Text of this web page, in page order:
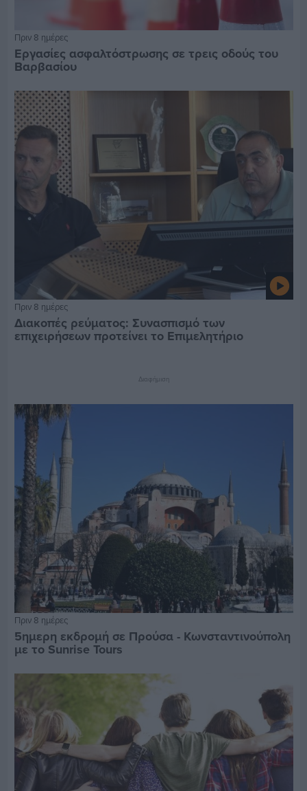
Πριν 8 ημέρες
Εργασίες ασφαλτόστρωσης σε τρεις οδούς του
Βαρβασίου
Πριν 8 ημέρες
Διακοπές ρεύματος: Συνασπισμό των
επιχειρήσεων προτείνει το Επιμελητήριο
Διαφήμιση
Πριν 8 ημέρες
5ημερη εκδρομή σε Προύσα - Κωνσταντινούπολη
με το Sunrise Tours